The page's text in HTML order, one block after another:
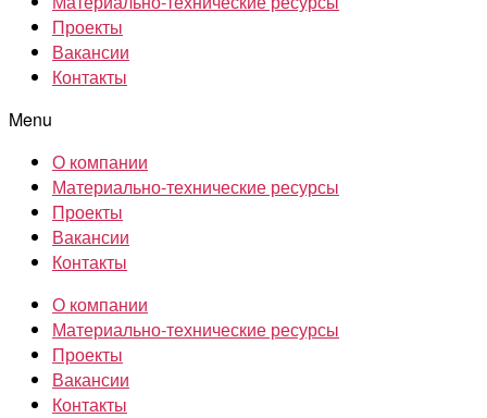
Проекты
Вакансии
Контакты
Menu
О компании
Материально-технические ресурсы
Проекты
Вакансии
Контакты
О компании
Материально-технические ресурсы
Проекты
Вакансии
Контакты